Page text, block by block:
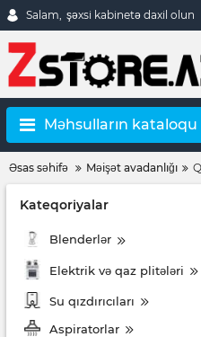
Salam, şəxsi kabinetə daxil olun
Məhsulların kataloqu
Əsas səhifə Məişət avadanlığı
Kateqoriyalar
Blenderlər
Elektrik və qaz plitələri
Su qızdırıcıları
Aspiratorlar